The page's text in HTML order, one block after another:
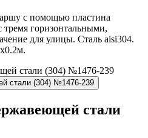
с помощью пластина
тремя горизонтальными,
для улицы. Сталь aisi304.
стали